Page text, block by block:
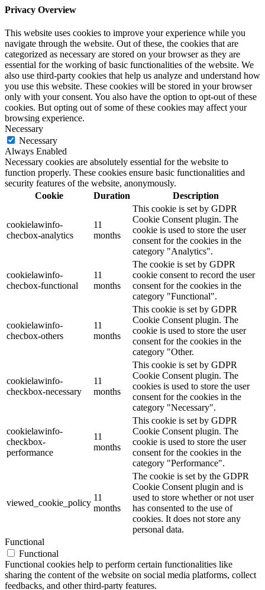
Privacy Overview
This website uses cookies to improve your experience while you
navigate through the website. Out of these, the cookies that are
categorized as necessary are stored on your browser as they are
essential for the working of basic functionalities of the website. We
also use third-party cookies that help us analyze and understand how
you use this website. These cookies will be stored in your browser
only with your consent. You also have the option to opt-out of these
cookies. But opting out of some of these cookies may affect your
browsing experience.
Necessary
Necessary
Always Enabled
Necessary cookies are absolutely essential for the website to
function properly. These cookies ensure basic functionalities and
security features of the website, anonymously.
Cookie
Duration Description
cookielawinfo-
checbox-analytics
11
months
This cookie is set by GDPR
Cookie Consent plugin. The
cookie is used to store the user
consent for the cookies in the
category "Analytics".
cookielawinfo-
checbox-functional
11
months
The cookie is set by GDPR
cookie consent to record the user
consent for the cookies in the
category "Functional".
cookielawinfo-
checbox-others
11
months
This cookie is set by GDPR
Cookie Consent plugin. The
cookie is used to store the user
consent for the cookies in the
category "Other.
cookielawinfo-
checkbox-necessary
11
months
This cookie is set by GDPR
Cookie Consent plugin. The
cookies is used to store the user
consent for the cookies in the
category "Necessary".
cookielawinfo-
checkbox-
performance
11
months
This cookie is set by GDPR
Cookie Consent plugin. The
cookie is used to store the user
consent for the cookies in the
category "Performance".
viewed_cookie_policy
11
months
The cookie is set by the GDPR
Cookie Consent plugin and is
used to store whether or not user
has consented to the use of
cookies. It does not store any
personal data.
Functional
Functional
Functional cookies help to perform certain functionalities like
sharing the content of the website on social media platforms, collect
feedbacks, and other third-party features.